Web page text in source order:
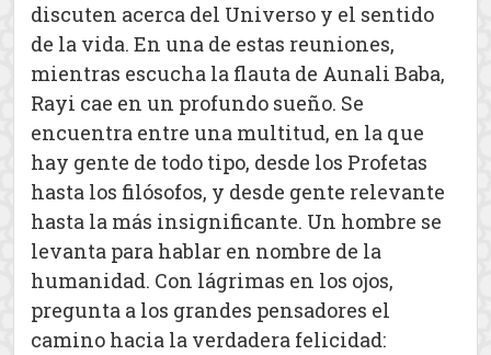
discuten acerca del Universo y el sentido
de la vida. En una de estas reuniones,
mientras escucha la flauta de Aunali Baba,
Rayi cae en un profundo sueño. Se
encuentra entre una multitud, en la que
hay gente de todo tipo, desde los Profetas
hasta los filósofos, y desde gente relevante
hasta la más insignificante. Un hombre se
levanta para hablar en nombre de la
humanidad. Con lágrimas en los ojos,
pregunta a los grandes pensadores el
camino hacia la verdadera felicidad: